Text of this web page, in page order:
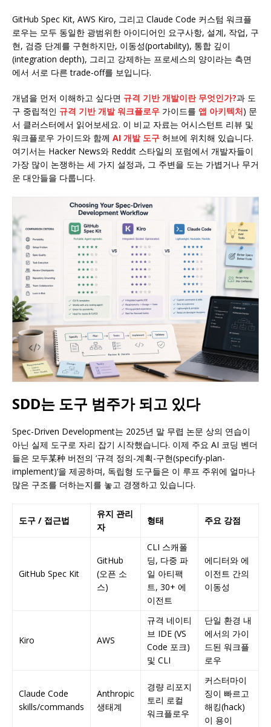
GitHub Spec Kit, AWS Kiro, 그리고 Claude Code 커스텀 워크플
로우는 모두 동일한 광범위한 아이디어인 요구사항, 설계, 작업, 구
현, 검증 단계를 구현하지만, 이동성(portability), 통합 깊이
(integration depth), 그리고 강제하는 프로세스의 양이라는 측면
에서 서로 다른 trade-off를 보입니다.
개념을 먼저 이해하고 싶다면 규격 기반 개발이란 무엇인가?과 도
구 중립적인 규격 기반 개발 워크플로우 가이드를 앱 아키텍처) 문
서 클러스터에서 읽어보세요. 이 비교 자료는 어시스턴트 리뷰 및
워크플로우 가이드와 함께 AI 개발 도구 허브에 위치해 있습니다.
여기서는 Hacker News와 Reddit 스타일의 포럼에서 개발자들이
가장 많이 논쟁하는 세 가지 설정과, 그 주변을 도는 가볍거나 무거
운 대안들을 다룹니다.
SDD는 도구 범주가 되고 있다
Spec-Driven Development는 2025년 말 무렵 논문 상의 연습이
아닌 실제 도구로 자리 잡기 시작했습니다. 이제 주요 AI 코딩 벤더
들은 모두某种 버전의 ‘규격 정의-계획-구현(specify-plan-
implement)‘을 제공하며, 독립형 도구들은 이 루프 주위에 얼마나
많은 구조를 더하는지를 놓고 경쟁하고 있습니다.
도구 / 접근법
유지 관리
자
형태 주요 강점
GitHub Spec Kit
GitHub
(오픈 소
스)
CLI 스캐폴
딩, 다중 파
일 아티팩
트, 30+ 에
이전트
에디터와 에
이전트 간의
이동성
Kiro AWS
규격 네이티
브 IDE (VS
Code 포크)
및 CLI
단일 환경 내
에서의 가이
드된 워크플
로우
Claude Code
skills/commands
Anthropic
생태계
경량 리포지
토리 로컬
워크플로우
커스터마이
징이 빠르고
해킹(hack)
이 용이